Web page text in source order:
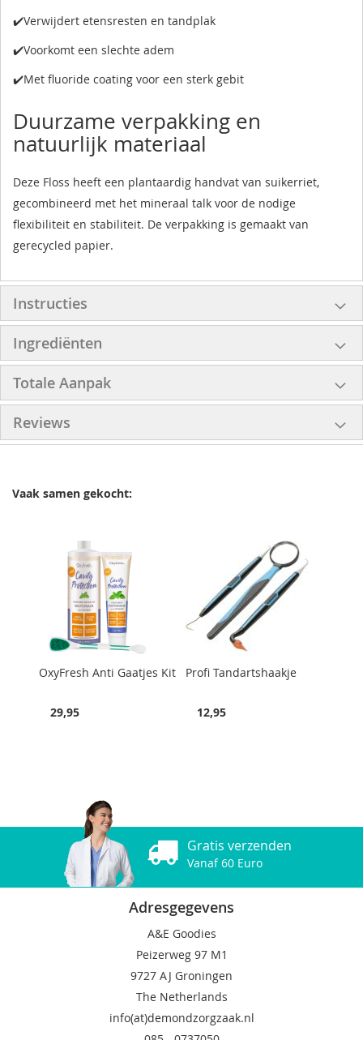
✔️Verwijdert etensresten en tandplak
✔️Voorkomt een slechte adem
✔️Met fluoride coating voor een sterk gebit
Duurzame verpakking en
natuurlijk materiaal
Deze Floss heeft een plantaardig handvat van suikerriet,
gecombineerd met het mineraal talk voor de nodige
flexibiliteit en stabiliteit. De verpakking is gemaakt van
gerecycled papier.
Instructies
Ingrediënten
Totale Aanpak
Reviews
Vaak samen gekocht:
OxyFresh Anti Gaatjes Kit
29,95
Profi Tandartshaakje
12,95
Gratis verzenden
Vanaf 60 Euro
Adresgegevens
A&E Goodies
Peizerweg 97 M1
9727 AJ Groningen
The Netherlands
info(at)demondzorgzaak.nl